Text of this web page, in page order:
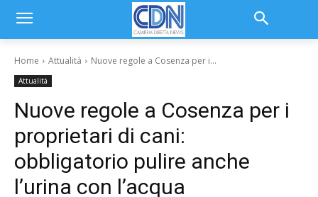
Home Attualità Nuove regole a Cosenza per i...
Attualità
Nuove regole a Cosenza per i
proprietari di cani:
obbligatorio pulire anche
l’urina con l’acqua